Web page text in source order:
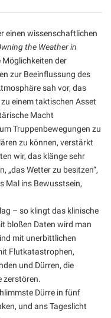
einen wissenschaftlichen
the Weather in
Möglichkeiten der
zur Beeinflussung des
sah vor, das
einem taktischen Asset
Macht
Truppenbewegungen zu
zu können, verstärkt
wir, das klänge sehr
„das Wetter zu besitzen“,
Mal ins Bewusstsein,
– so klingt das klinische
bloßen Daten wird man
mit unerbittlichen
Flutkatastrophen,
und Dürren, die
zerstören.
Dürre in fünf
und ans Tageslicht